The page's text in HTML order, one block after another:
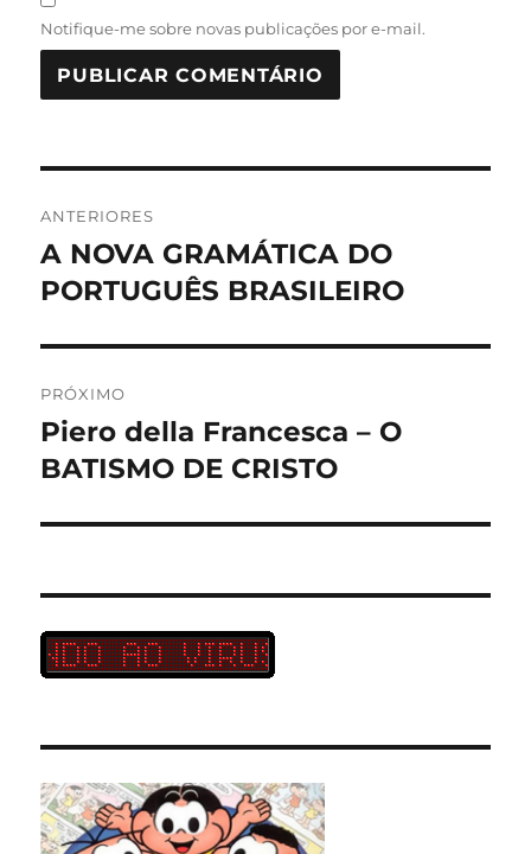
Notifique-me sobre novas publicações por e-mail.
de
Post
ANTERIORES
Post
anterior:
A NOVA GRAMÁTICA DO
PORTUGUÊS BRASILEIRO
PRÓXIMO
Próximo
post:
Piero della Francesca – O
BATISMO DE CRISTO